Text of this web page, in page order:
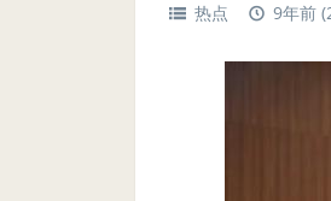
热点 9年前